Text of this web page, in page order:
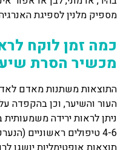
מספיק מלנין לספיגת
כמה זמן לוקח
מכשיר הסרת
התוצאות משתנות מאדם
העור והשיער, וכן בהקפדה
ניתן לראות ירידה
4-6 טיפולים ראשוניים